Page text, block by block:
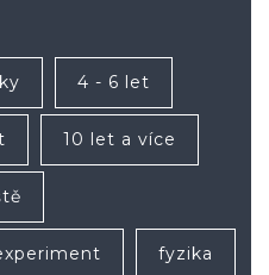
4 - 6 let
10 let a více
fyzika